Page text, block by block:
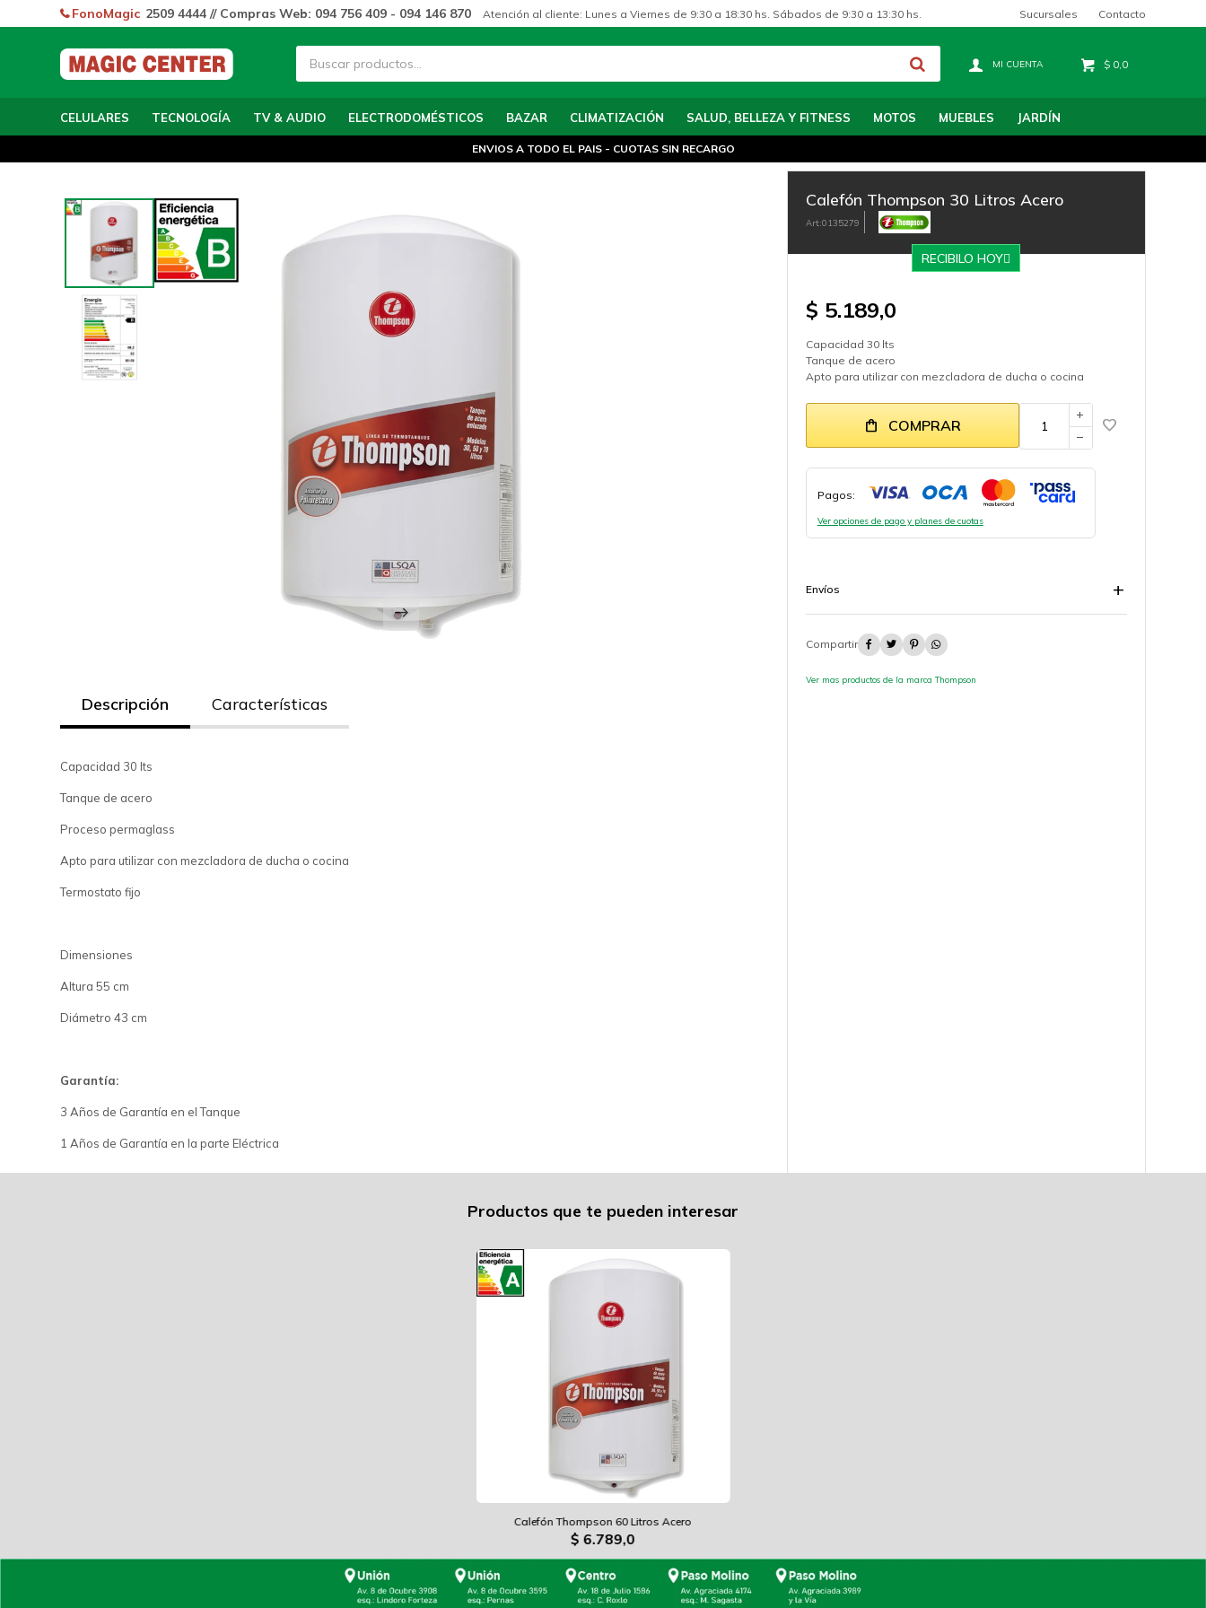
CELULARES TECNOLOGÍA TV & AUDIO ELECTRODOMÉSTICOS BAZAR CLIMATIZACIÓN SALUD, BELLEZA Y FITNESS MOTOS MUEBLES JARDÍN
$ 0,0
FonoMagic 2509 4444 // Compras Web: 094 756 409 - 094 146 870 Atención al cliente: Lunes a Viernes de 9:30 a 18:30 hs. Sábados de 9:30 a 13:30 hs. Sucursales Contacto
ENVIOS A TODO EL PAIS - CUOTAS SIN RECARGO
Calefón Thompson 30 Litros Acero
0135279
RECIBILO HOY
$ 5.189,0
Capacidad 30 lts
Tanque de acero
Apto para utilizar con mezcladora de ducha o cocina
COMPRAR
add
remove
Pagos:
Ver opciones de pago y planes de cuotas
Envíos
   
Ver mas productos de la marca Thompson
Descripción Características
Capacidad 30 lts
Tanque de acero
Proceso permaglass
Apto para utilizar con mezcladora de ducha o cocina
Termostato fijo
Dimensiones
Altura 55 cm
Diámetro 43 cm
Garantía:
3 Años de Garantía en el Tanque
1 Años de Garantía en la parte Eléctrica
Productos que te pueden interesar
Calefón Thompson 60 Litros Acero
$ 6.789,0